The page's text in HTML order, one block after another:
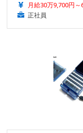
月給30万9,700円～
正社員